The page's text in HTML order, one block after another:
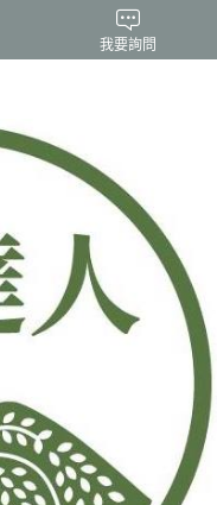
我要詢問